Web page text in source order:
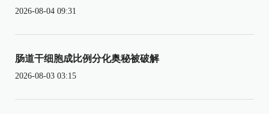
2026-08-04 09:31
肠道干细胞成比例分化奥秘被破解
2026-08-03 03:15